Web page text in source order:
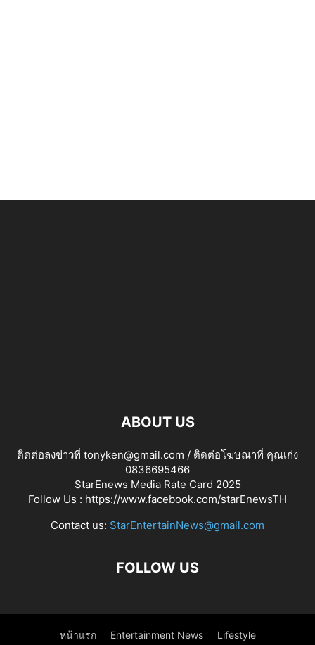
ABOUT US
ติดต่อลงข่าวที่ tonyken@gmail.com / ติดต่อโฆษณาที่ คุณเก่ง
0836695466
StarEnews Media Rate Card 2025
Follow Us : https://www.facebook.com/starEnewsTH
Contact us: StarEntertainNews@gmail.com
FOLLOW US
หน้าแรก Entertainment News Lifestyle